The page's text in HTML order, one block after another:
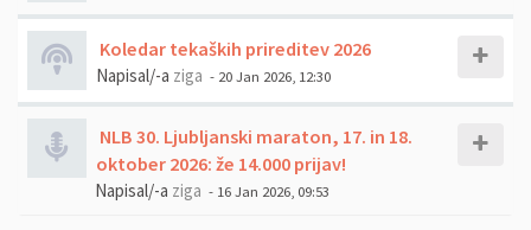
Koledar tekaških prireditev 2026
Napisal/-a ziga - 20 Jan 2026, 12:30
NLB 30. Ljubljanski maraton, 17. in 18.
oktober 2026: že 14.000 prijav!
Napisal/-a ziga - 16 Jan 2026, 09:53